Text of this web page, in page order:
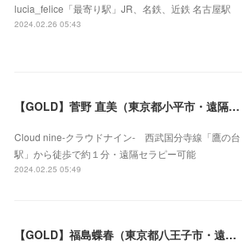
lucia_felice「最寄り駅」JR、名鉄、近鉄 名古屋駅
2024.02.26 05:43
【GOLD】菅野 直美（東京都小平市・遠隔セラピー可）
Cloud nine-クラウドナイン- 西武国分寺線「鷹の台
駅」から徒歩で約１分・遠隔セラピー可能
2024.02.25 05:49
【GOLD】福島蝶春（東京都八王子市・遠隔セラピー可）